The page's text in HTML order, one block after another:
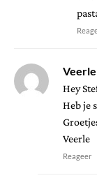
Hey
Heb je
Veerle
Reageer